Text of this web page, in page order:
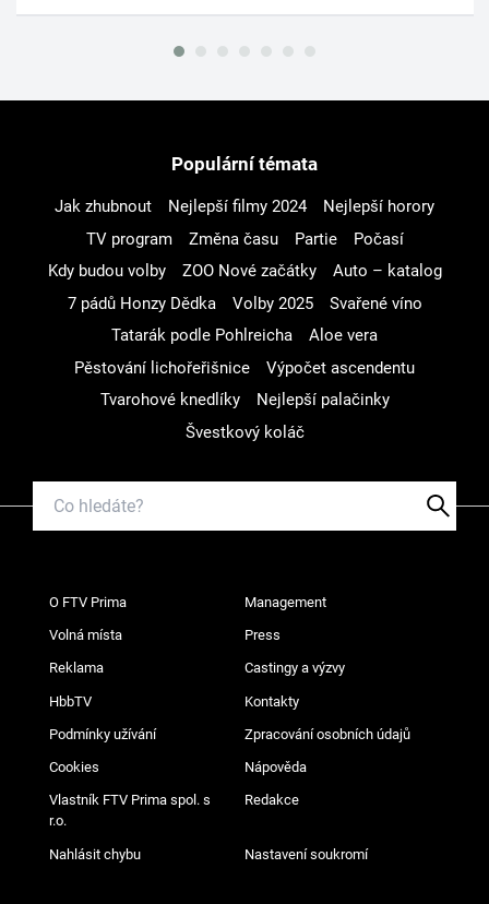
Populární témata
Jak zhubnout Nejlepší filmy 2024
Nejlepší horory
TV program
Změna času Partie
Počasí
Kdy budou volby
ZOO Nové začátky
Auto – katalog
7 pádů Honzy Dědka
Volby 2025
Svařené víno
Tatarák podle Pohlreicha
Aloe vera
Pěstování lichořeřišnice
Výpočet ascendentu
Tvarohové knedlíky
Nejlepší palačinky
Švestkový koláč
O FTV Prima Management
Volná místa Press
Reklama Castingy a výzvy
HbbTV Kontakty
Podmínky užívání Zpracování osobních údajů
Cookies Nápověda
Vlastník FTV Prima spol. s
r.o.
Redakce
Nahlásit chybu Nastavení soukromí